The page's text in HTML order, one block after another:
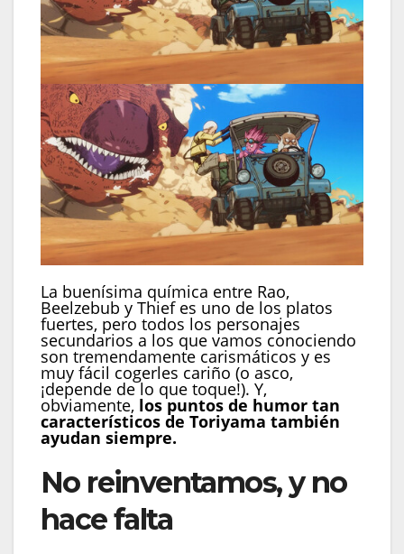
La buenísima química entre Rao,
Beelzebub y Thief es uno de los platos
fuertes, pero todos los personajes
secundarios a los que vamos conociendo
son tremendamente carismáticos y es
muy fácil cogerles cariño (o asco,
¡depende de lo que toque!). Y,
obviamente, los puntos de humor tan
característicos de Toriyama también
ayudan siempre.
No reinventamos, y no
hace falta